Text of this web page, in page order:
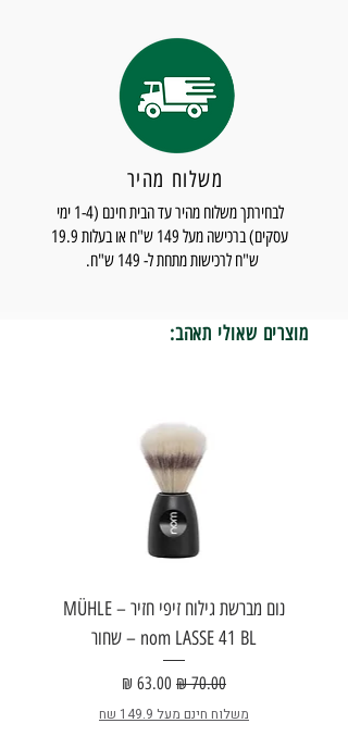
משלוח מהיר
לבחירתך משלוח מהיר עד הבית חינם (1-4 ימי
עסקים) ברכישה מעל 149 ש"ח או בעלות 19.9
ש"ח לרכישות מתחת ל- 149 ש"ח.
מוצרים שאולי תאהב:
נום מברשת גילוח זיפי חזיר – MÜHLE
nom LASSE 41 BL – שחור
מחיר רגיל מחיר מבצע
משלוח חינם מעל 149.9 שח